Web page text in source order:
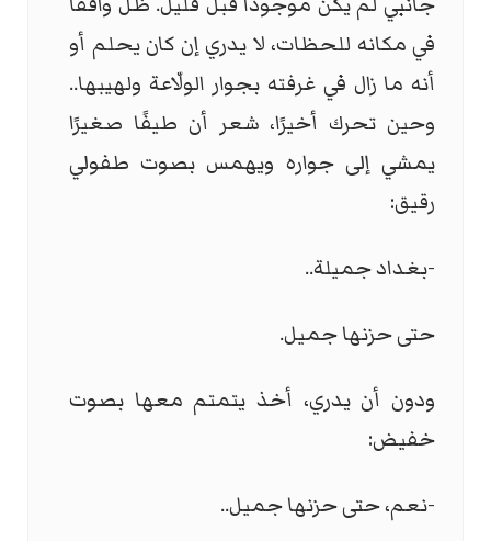
في مكانه للحظات، لا يدري إن كان يحلم أو
أنه ما زال في غرفته بجوار الولّاعة ولهيبها..
وحين تحرك أخيرًا، شعر أن طيفًا صغيرًا
يمشي إلى جواره ويهمس بصوت طفولي
رقيق:
-بغداد جميلة..
حتى حزنها جميل.
ودون أن يدري، أخذ يتمتم معها بصوت
خفيض:
-نعم، حتى حزنها جميل..